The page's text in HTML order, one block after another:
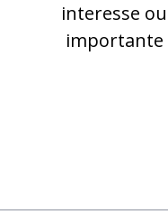
interesse
importante